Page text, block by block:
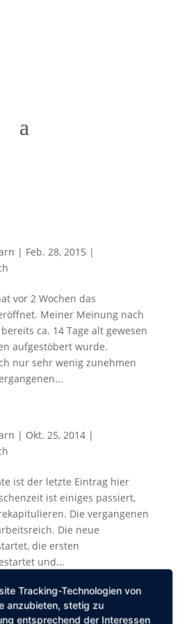
| Feb. 28, 2015 |
vor 2 Wochen das
Meiner Meinung nach
ca. 14 Tage alt gewesen
aufgestöbert wurde.
nur sehr wenig zunehmen
| Okt. 25, 2014|
ist der letzte Eintrag hier
ist einiges passiert,
Die vergangenen
Die neue
die ersten
und...
|Aug. 24, 2014|
Tracking-Technologien von
anzubieten, stetig zu
entsprechend der Interessen